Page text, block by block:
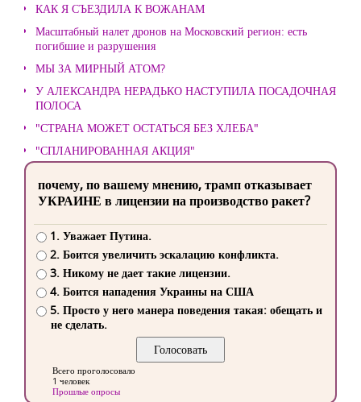
КАК Я СЪЕЗДИЛА К ВОЖАНАМ
Масштабный налет дронов на Московский регион: есть
погибшие и разрушения
МЫ ЗА МИРНЫЙ АТОМ?
У АЛЕКСАНДРА НЕРАДЬКО НАСТУПИЛА ПОСАДОЧНАЯ
ПОЛОСА
"СТРАНА МОЖЕТ ОСТАТЬСЯ БЕЗ ХЛЕБА"
"СПЛАНИРОВАННАЯ АКЦИЯ"
почему, по вашему мнению, трамп отказывает
УКРАИНЕ в лицензии на производство ракет?
1. Уважает Путина.
2. Боится увеличить эскалацию конфликта.
3. Никому не дает такие лицензии.
4. Боится нападения Украины на США
5. Просто у него манера поведения такая: обещать и
не сделать.
Всего проголосовало
1 человек
Прошлые опросы